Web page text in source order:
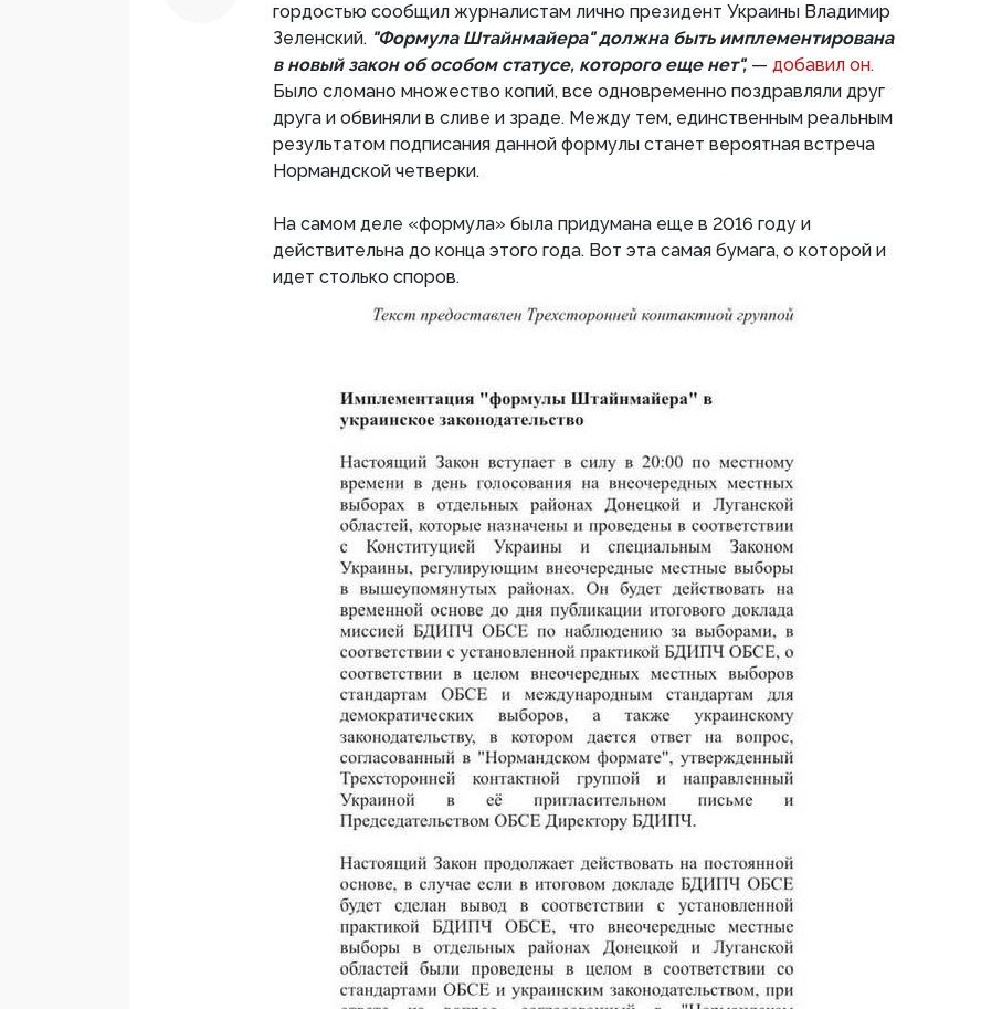
гордостью сообщил журналистам лично президент Украины Владимир
Зеленский. "Формула Штайнмайера" должна быть имплементирована
в новый закон об особом статусе, которого еще нет", — добавил он.
Было сломано множество копий, все одновременно поздравляли друг
друга и обвиняли в сливе и зраде. Между тем, единственным реальным
результатом подписания данной формулы станет вероятная встреча
Нормандской четверки.
На самом деле «формула» была придумана еще в 2016 году и
действительна до конца этого года. Вот эта самая бумага, о которой и
идет столько споров.